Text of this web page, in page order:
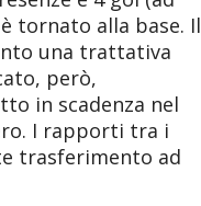
tornato alla base. Il
una trattativa
però,
in scadenza nel
I rapporti tra i
trasferimento ad